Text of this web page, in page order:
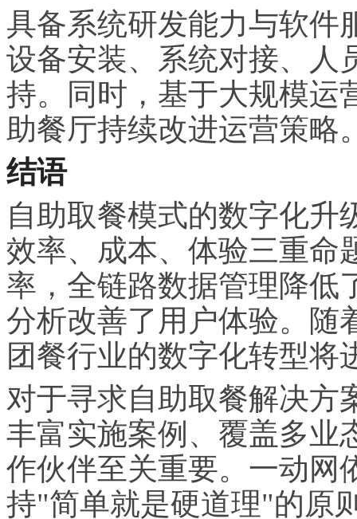
具备系统研发能力与软件
设备安装、系统对接、人
持。同时，基于大规模运
助餐厅持续改进运营策略
结语
自助取餐模式的数字化升
效率、成本、体验三重命
率，全链路数据管理降低
分析改善了用户体验。随
团餐行业的数字化转型将
对于寻求自助取餐解决方
丰富实施案例、覆盖多业
作伙伴至关重要。一动网
持"简单就是硬道理"的原